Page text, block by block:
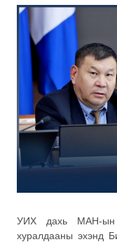
УИХ дахь МАН-ын
хуралдааны эхэнд